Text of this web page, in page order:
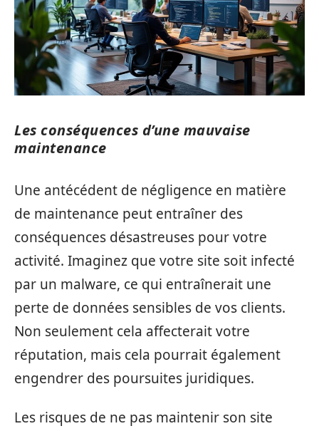
Les conséquences d’une mauvaise
maintenance
Une antécédent de négligence en matière
de maintenance peut entraîner des
conséquences désastreuses pour votre
activité. Imaginez que votre site soit infecté
par un malware, ce qui entraînerait une
perte de données sensibles de vos clients.
Non seulement cela affecterait votre
réputation, mais cela pourrait également
engendrer des poursuites juridiques.
Les risques de ne pas maintenir son site